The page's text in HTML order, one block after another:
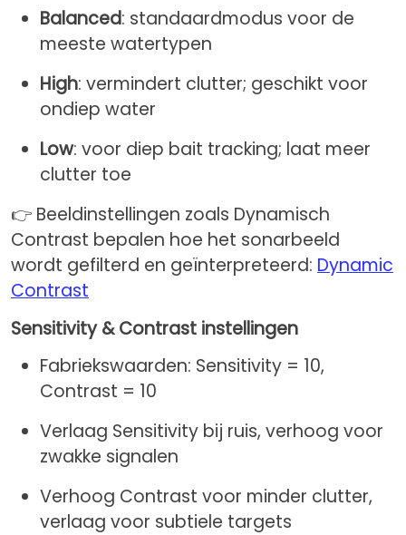
Balanced: standaardmodus voor de
meeste watertypen
High: vermindert clutter; geschikt voor
ondiep water
Low: voor diep bait tracking; laat meer
clutter toe
👉 Beeldinstellingen zoals Dynamisch
Contrast bepalen hoe het sonarbeeld
wordt gefilterd en geïnterpreteerd: Dynamic
Contrast
Sensitivity & Contrast instellingen
Fabriekswaarden: Sensitivity = 10,
Contrast = 10
Verlaag Sensitivity bij ruis, verhoog voor
zwakke signalen
Verhoog Contrast voor minder clutter,
verlaag voor subtiele targets